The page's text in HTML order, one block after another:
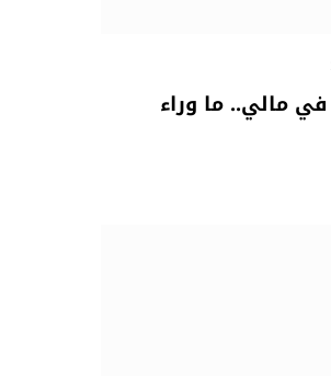
مالي.. ما وراء